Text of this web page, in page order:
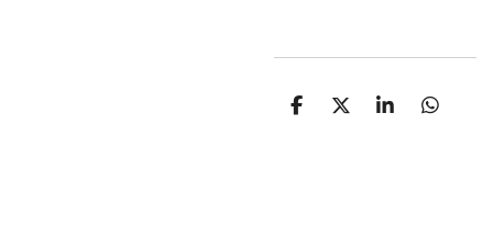
D
D
S
D